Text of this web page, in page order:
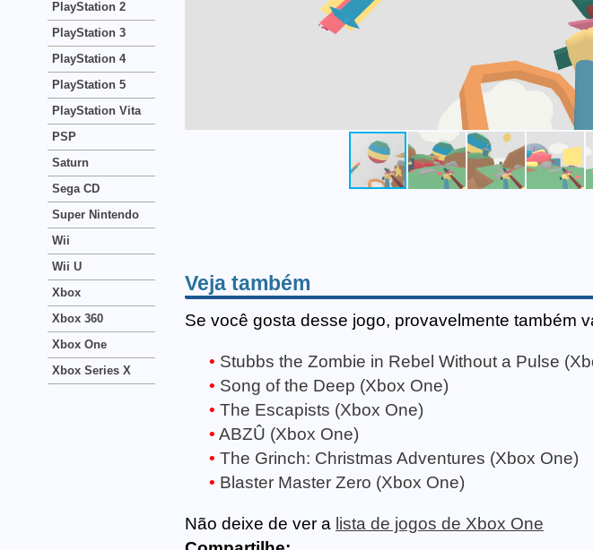
Veja também
Se você gosta desse jogo, provavelmente também
Stubbs the Zombie in Rebel Without a Pulse
Song of the Deep (Xbox One)
The Escapists (Xbox One)
ABZÛ (Xbox One)
The Grinch: Christmas Adventures (Xbox One)
Blaster Master Zero (Xbox One)
Não deixe de ver a lista de jogos de Xbox One
PlayStation 2
PlayStation 3
PlayStation 4
PlayStation 5
PlayStation Vita
PSP
Saturn
Sega CD
Super Nintendo
Wii
Wii U
Xbox
Xbox 360
Xbox One
Xbox Series X